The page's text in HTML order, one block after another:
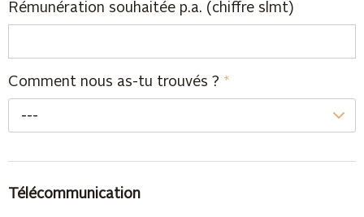
Rémunération souhaitée p.a. (chiffre slmt)
Comment nous as-tu trouvés ? *
---
Télécommunication